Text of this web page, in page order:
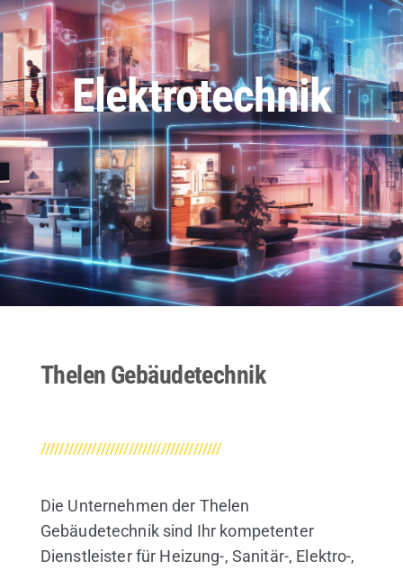
Elektrotechnik
Thelen Gebäudetechnik
///////////////////////////////////////
Die Unternehmen der Thelen
Gebäudetechnik sind Ihr kompetenter
Dienstleister für Heizung-, Sanitär-, Elektro-,